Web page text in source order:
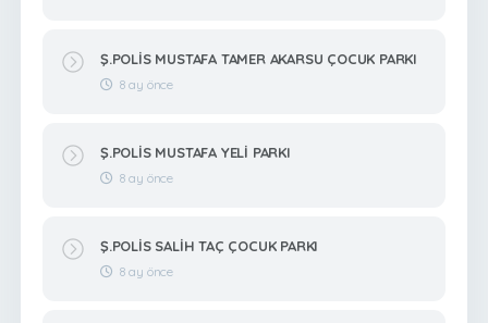
Ş.POLİS MUSTAFA TAMER AKARSU ÇOCUK PARKI
8 ay önce
Ş.POLİS MUSTAFA YELİ PARKI
8 ay önce
Ş.POLİS SALİH TAÇ ÇOCUK PARKI
8 ay önce